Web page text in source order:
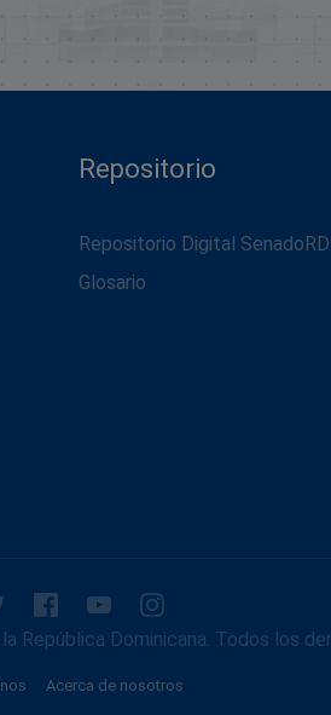
Repositorio
Repositorio Digital SenadoRD
Glosario
República Dominicana. Todos los
Acerca de nosotros